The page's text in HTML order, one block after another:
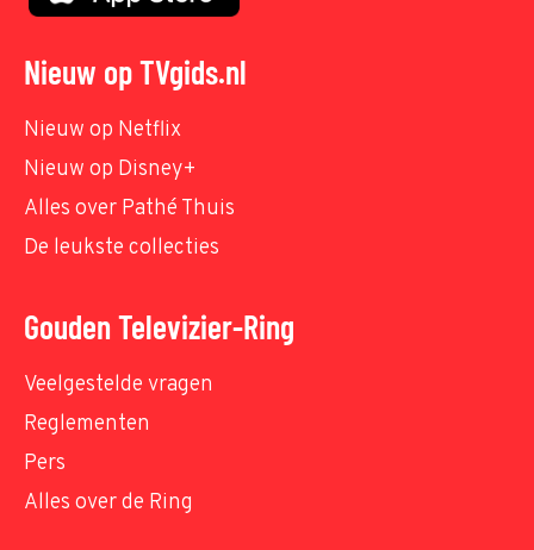
Nieuw op TVgids.nl
Nieuw op Netflix
Nieuw op Disney+
Alles over Pathé Thuis
De leukste collecties
Gouden Televizier-Ring
Veelgestelde vragen
Reglementen
Pers
Alles over de Ring